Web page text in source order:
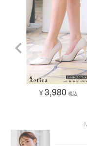
¥3,980 税込